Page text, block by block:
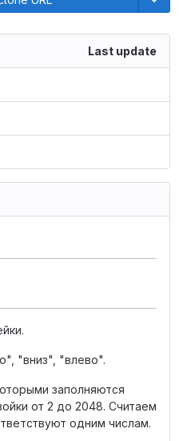
Last update
"вниз", "влево".
заполняются
от 2 до 2048. Считаем
одним числам.